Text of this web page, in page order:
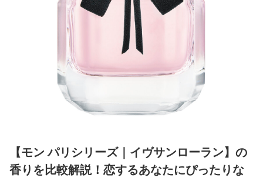
【モン パリシリーズ｜イヴサンローラン】の
香りを比較解説！恋するあなたにぴったりな